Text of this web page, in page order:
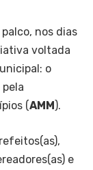
nos dias
voltada
o
(AMM).
e